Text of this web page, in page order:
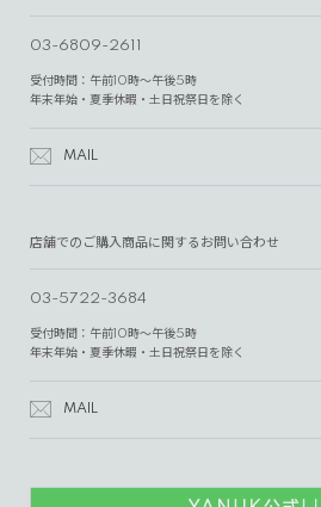
03-6809-2611
受付時間：午前10時～午後5時
年末年始・夏季休暇・土日祝祭日を除く
MAIL
店舗でのご購入商品に関するお問い合わせ
03-5722-3684
受付時間：午前10時～午後5時
年末年始・夏季休暇・土日祝祭日を除く
MAIL